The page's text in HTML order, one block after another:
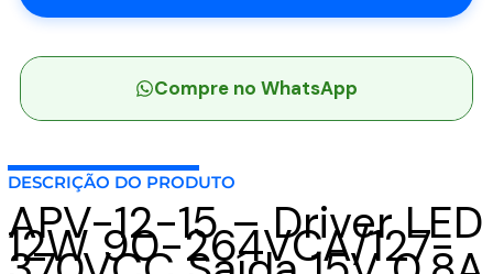
LED
90-
370VCC
0.8A
MEAN
WELL
Compre no WhatsApp
DESCRIÇÃO DO PRODUTO
APV-12-15 – Driver LED
12W 90-264VCA/127-